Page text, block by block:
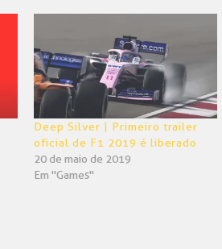
Deep Silver | Primeiro trailer
oficial de F1 2019 é liberado
20 de maio de 2019
Em "Games"